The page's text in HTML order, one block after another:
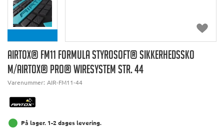
AIRTOX® FM11 FORMULA STYROSOFT® SIKKERHEDSSKO
M/AIRTOX® PRO® WIRESYSTEM STR. 44
Varenummer: AIR-FM11-44
På lager. 1-2 dages levering.